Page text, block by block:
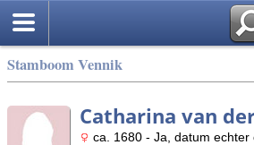
Stamboom Vennik
Catharina van
ca. 1680 - Ja, datum echter